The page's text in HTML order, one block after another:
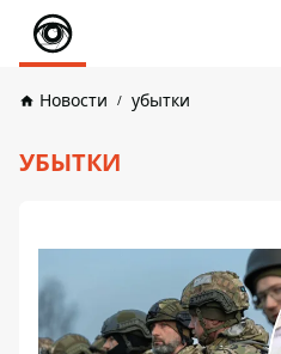
Новости убытки
УБЫТКИ